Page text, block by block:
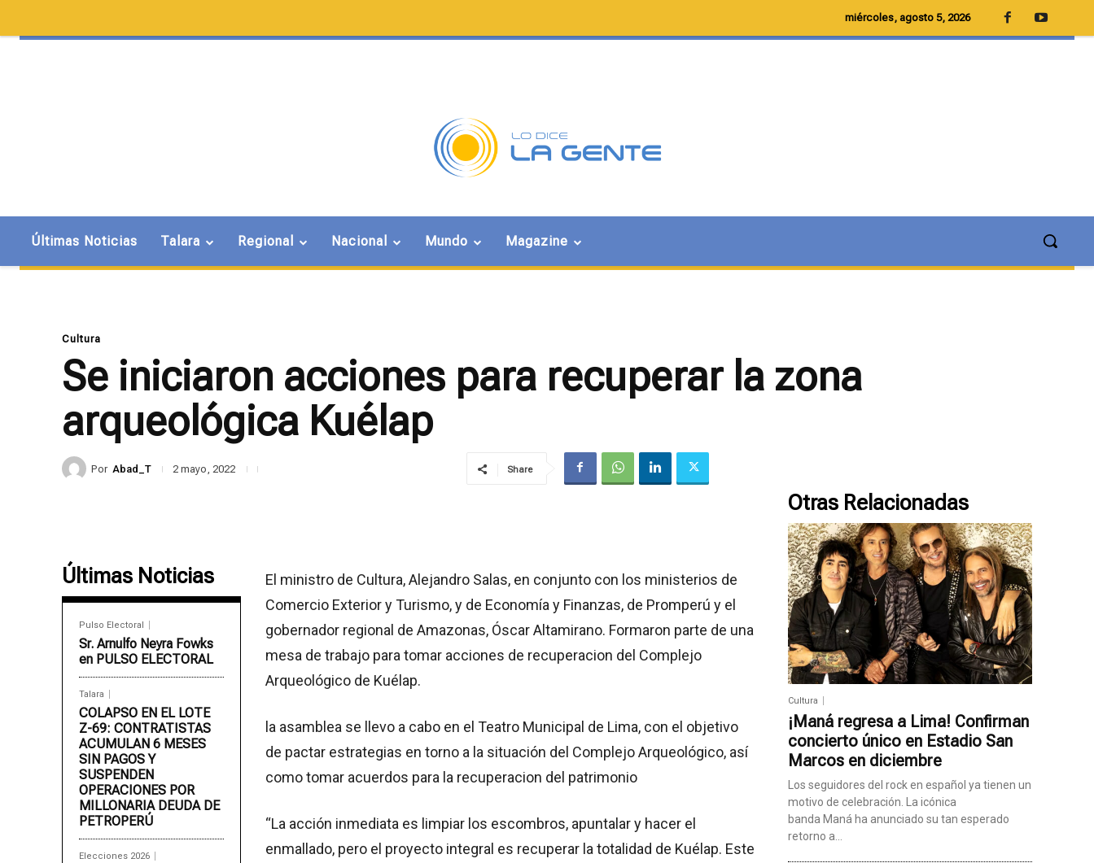
miércoles, agosto 5, 2026
Últimas Noticias Talara Regional Nacional Mundo Magazine
Cultura
Se iniciaron acciones para recuperar la zona
arqueológica Kuélap
Por Abad_T 2 mayo, 2022 Share
Últimas Noticias
Pulso Electoral
Sr. Arnulfo Neyra Fowks
en PULSO ELECTORAL
Talara
COLAPSO EN EL LOTE
Z-69: CONTRATISTAS
ACUMULAN 6 MESES
SIN PAGOS Y
SUSPENDEN
OPERACIONES POR
MILLONARIA DEUDA DE
PETROPERÚ
Elecciones 2026
El ministro de Cultura, Alejandro Salas, en conjunto con los ministerios de
Comercio Exterior y Turismo, y de Economía y Finanzas, de Promperú y el
gobernador regional de Amazonas, Óscar Altamirano. Formaron parte de una
mesa de trabajo para tomar acciones de recuperacion del Complejo
Arqueológico de Kuélap.
la asamblea se llevo a cabo en el Teatro Municipal de Lima, con el objetivo
de pactar estrategias en torno a la situación del Complejo Arqueológico, así
como tomar acuerdos para la recuperacion del patrimonio
“La acción inmediata es limpiar los escombros, apuntalar y hacer el
enmallado, pero el proyecto integral es recuperar la totalidad de Kuélap. Este
Otras Relacionadas
Cultura
¡Maná regresa a Lima! Confirman
concierto único en Estadio San
Marcos en diciembre
Los seguidores del rock en español ya tienen un
motivo de celebración. La icónica
banda Maná ha anunciado su tan esperado
retorno a...